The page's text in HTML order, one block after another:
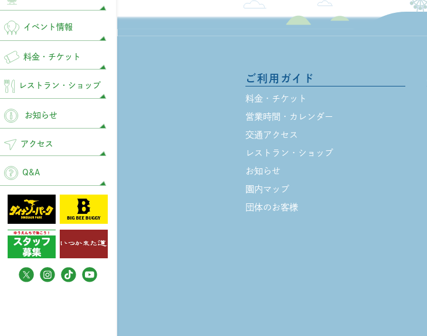
イベント情報
料金・チケット
レストラン ・ショップ
お知らせ
アクセス
Q&A
ご利用ガイド
料金・チケット
営業時間・カレンダー
交通アクセス
レストラン・ショップ
お知らせ
園内マップ
団体のお客様